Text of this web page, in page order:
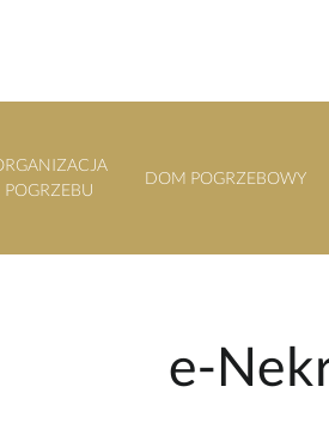
POGRZEBU
DOM POGRZEBOWY
e-